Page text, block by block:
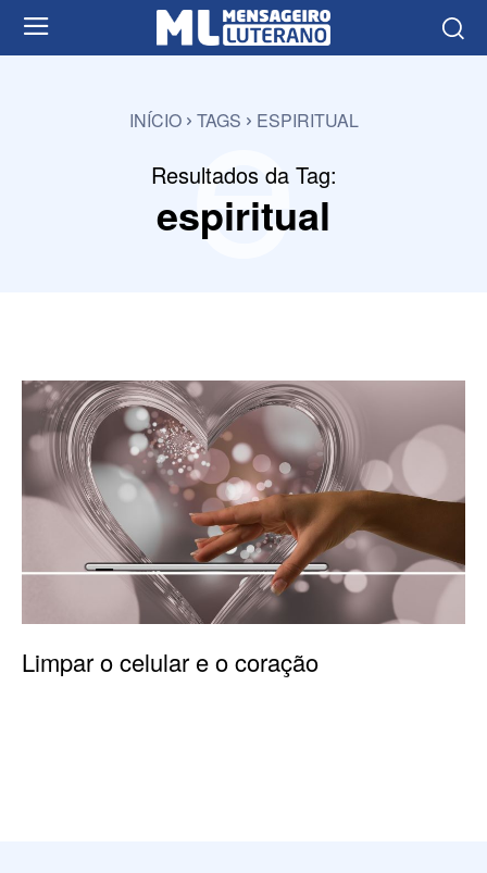
INÍCIO TAGS ESPIRITUAL
Resultados da Tag:
espiritual
e
Limpar o celular e o coração